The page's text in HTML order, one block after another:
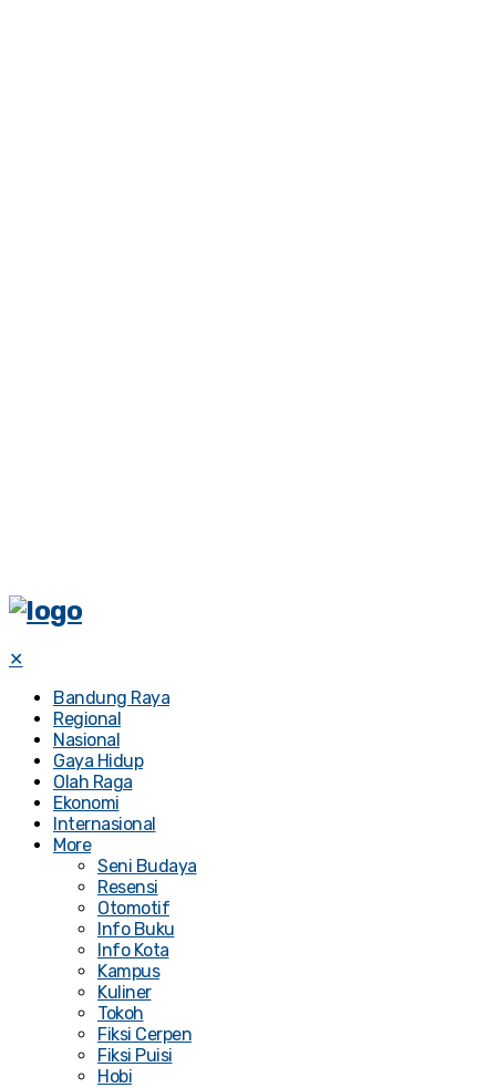
✕
Bandung Raya
Regional
Nasional
Gaya Hidup
Olah Raga
Ekonomi
Internasional
More
Seni Budaya
Resensi
Otomotif
Info Buku
Info Kota
Kampus
Kuliner
Tokoh
Fiksi Cerpen
Fiksi Puisi
Hobi